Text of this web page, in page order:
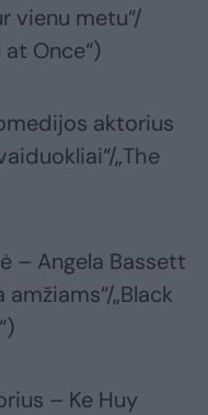
vienu metu“/
Once“)
aktorius
„The
– Angela Bassett
„Black
– Ke Huy